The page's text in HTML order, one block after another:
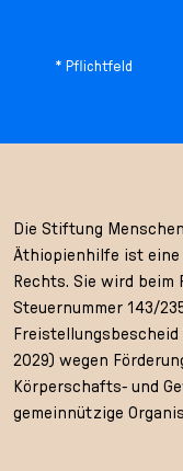
* Pflichtfeld
Die Stiftung
Äthiopienhilfe ist
Rechts. Sie wird
Steuernummer 143/
2029) wegen
Körperschafts- und
gemeinnützige